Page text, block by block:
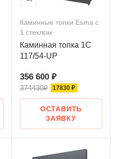
Каминные топки Esma с
1 стеклом
Каминная топка 1C
117/54-UP
356 600 ₽
374430₽ 17830 ₽
ОСТАВИТЬ
ЗАЯВКУ